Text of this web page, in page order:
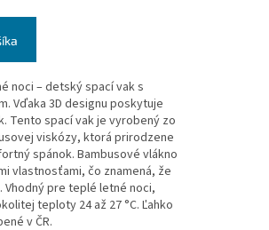
noci – detský spací vak s
Vďaka 3D designu poskytuje
Tento spací vak je vyrobený zo
viskózy, ktorá prirodzene
spánok. Bambusové vlákno
vlastnosťami, čo znamená, že
Vhodný pre teplé letné noci,
teploty 24 až 27 °C. Ľahko
v ČR.